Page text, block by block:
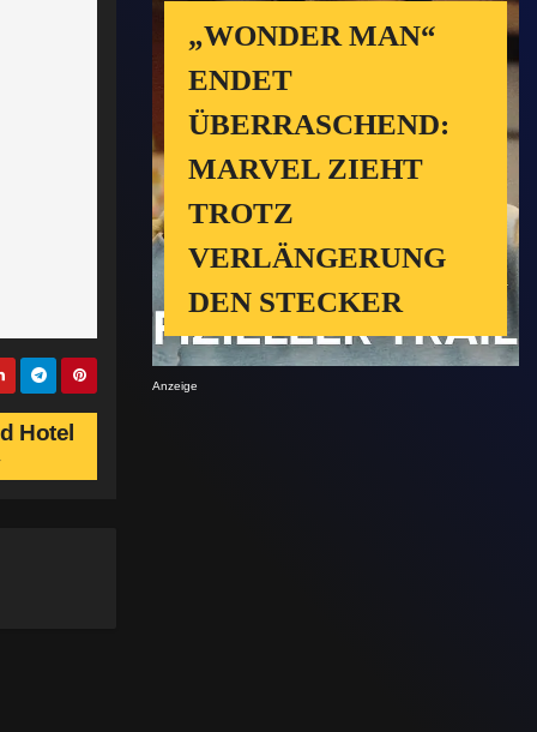
Hotel
„WONDER MAN“
ENDET
ÜBERRASCHEND:
MARVEL ZIEHT
TROTZ
VERLÄNGERUNG
DEN STECKER
Anzeige